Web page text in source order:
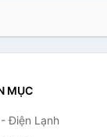
MỤC
Điện Lạnh